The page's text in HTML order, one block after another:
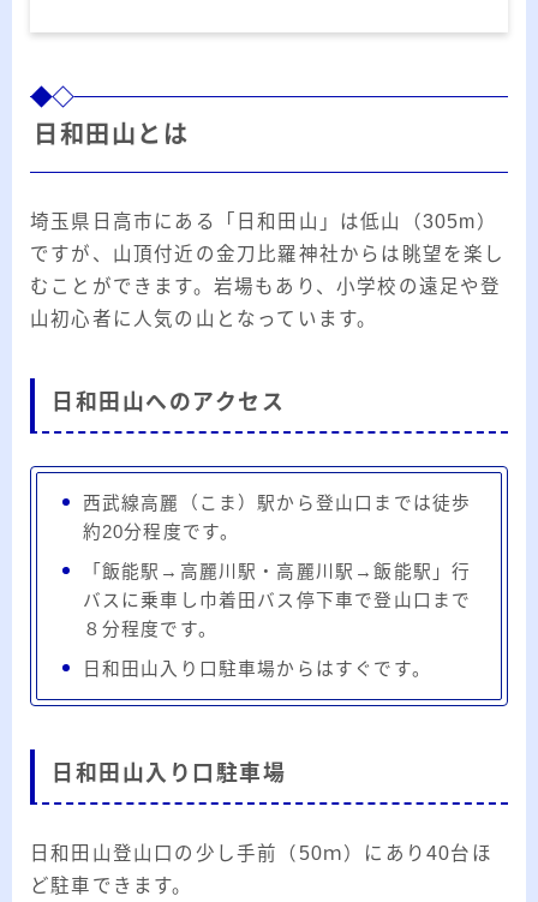
プロフィール
20代のブロガーです。IT・インターネット関連
を書いています。
≫詳しいプロフィールを見る
≫お問い合わせはこちら
日和田山とは
埼玉県日高市にある「日和田山」は低山（305m）
ですが、山頂付近の金刀比羅神社からは眺望を楽し
むことができます。岩場もあり、小学校の遠足や登
山初心者に人気の山となっています。
日和田山へのアクセス
西武線高麗（こま）駅から登山口までは徒歩
約20分程度です。
「飯能駅→高麗川駅・高麗川駅→飯能駅」行
バスに乗車し巾着田バス停下車で登山口まで
８分程度です。
日和田山入り口駐車場からはすぐです。
日和田山入り口駐車場
日和田山登山口の少し手前（50ｍ）にあり40台ほ
ど駐車できます。